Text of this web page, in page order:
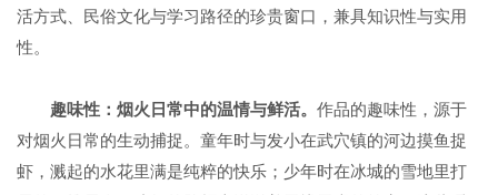
活方式、民俗文化与学习路径的珍贵窗口，兼具知识性与实用
性。
趣味性：烟火日常中的温情与鲜活。 作品的趣味性，源于
对烟火日常的生动捕捉。童年时与发小在武穴镇的河边摸鱼捉
虾，溅起的水花里满是纯粹的快乐；少年时在冰城的雪地里打